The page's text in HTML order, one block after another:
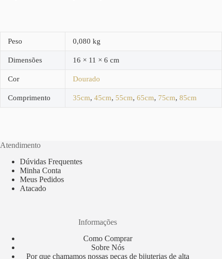
Peso 0,080 kg
Dimensões 16 × 11 × 6 cm
Cor Dourado
Comprimento 35cm, 45cm, 55cm, 65cm, 75cm, 85cm
Atendimento
Dúvidas Frequentes
Minha Conta
Meus Pedidos
Atacado
Informações
Como Comprar
Sobre Nós
Por que chamamos nossas peças de bijuterias de alta